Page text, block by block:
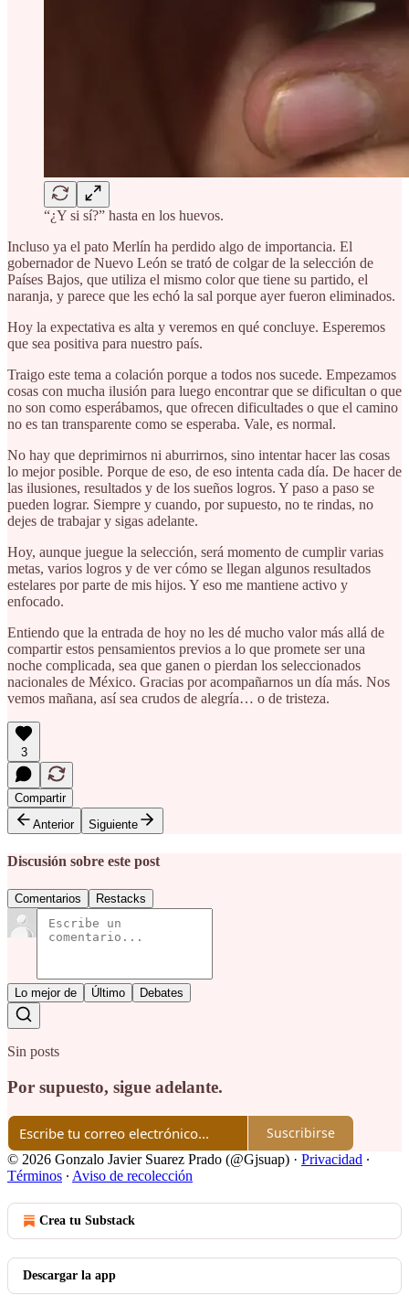
“¿Y si sí?” hasta en los huevos.
Incluso ya el pato Merlín ha perdido algo de importancia. El
gobernador de Nuevo León se trató de colgar de la selección de
Países Bajos, que utiliza el mismo color que tiene su partido, el
naranja, y parece que les echó la sal porque ayer fueron eliminados.
Hoy la expectativa es alta y veremos en qué concluye. Esperemos
que sea positiva para nuestro país.
Traigo este tema a colación porque a todos nos sucede. Empezamos
cosas con mucha ilusión para luego encontrar que se dificultan o que
no son como esperábamos, que ofrecen dificultades o que el camino
no es tan transparente como se esperaba. Vale, es normal.
No hay que deprimirnos ni aburrirnos, sino intentar hacer las cosas
lo mejor posible. Porque de eso, de eso intenta cada día. De hacer de
las ilusiones, resultados y de los sueños logros. Y paso a paso se
pueden lograr. Siempre y cuando, por supuesto, no te rindas, no
dejes de trabajar y sigas adelante.
Hoy, aunque juegue la selección, será momento de cumplir varias
metas, varios logros y de ver cómo se llegan algunos resultados
estelares por parte de mis hijos. Y eso me mantiene activo y
enfocado.
Entiendo que la entrada de hoy no les dé mucho valor más allá de
compartir estos pensamientos previos a lo que promete ser una
noche complicada, sea que ganen o pierdan los seleccionados
nacionales de México. Gracias por acompañarnos un día más. Nos
vemos mañana, así sea crudos de alegría… o de tristeza.
3
Compartir
Anterior
Siguiente
Discusión sobre este post
Comentarios Restacks
Lo mejor de Último Debates
Sin posts
Por supuesto, sigue adelante.
Suscribirse
© 2026 Gonzalo Javier Suarez Prado (@Gjsuap) · Privacidad ∙
Términos ∙ Aviso de recolección
Crea tu Substack
Descargar la app